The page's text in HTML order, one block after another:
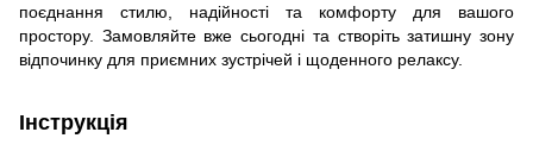
поєднання стилю, надійності та комфорту для вашого
простору. Замовляйте вже сьогодні та створіть затишну зону
відпочинку для приємних зустрічей і щоденного релаксу.
Інструкція